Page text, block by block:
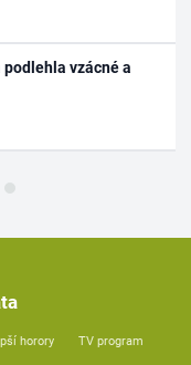
vzácné a
horory TV program